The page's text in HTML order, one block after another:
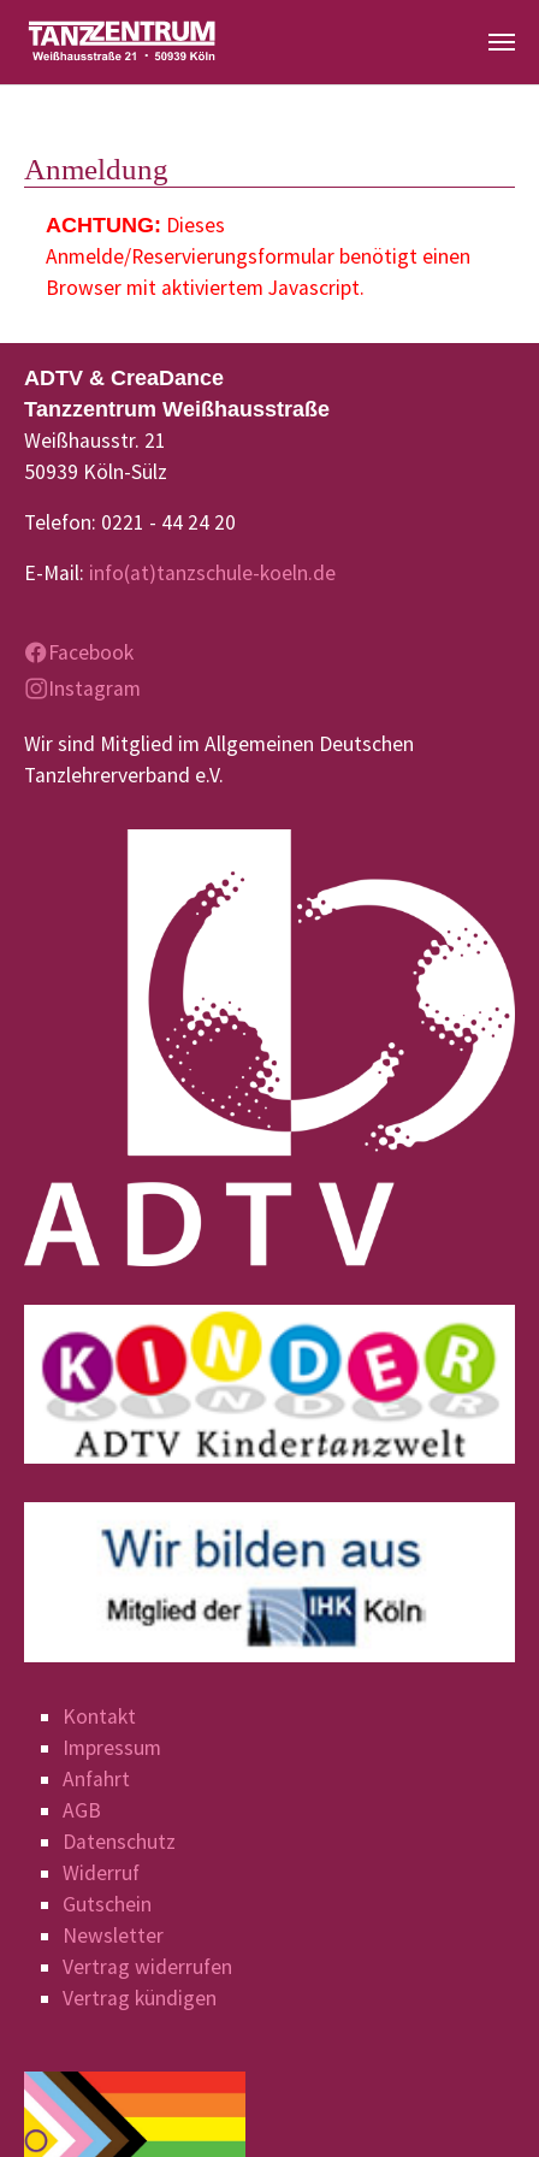
Anmeldung
ACHTUNG: Dieses
Anmelde/Reservierungsformular benötigt einen
Browser mit aktiviertem Javascript.
ADTV & CreaDance
Tanzzentrum Weißhausstraße
Weißhausstr. 21
50939 Köln-Sülz
Telefon: 0221 - 44 24 20
E-Mail: info(at)tanzschule-koeln.de
Facebook
Instagram
Wir sind Mitglied im Allgemeinen Deutschen
Tanzlehrerverband e.V.
Kontakt
Impressum
Anfahrt
AGB
Datenschutz
Widerruf
Gutschein
Newsletter
Vertrag widerrufen
Vertrag kündigen